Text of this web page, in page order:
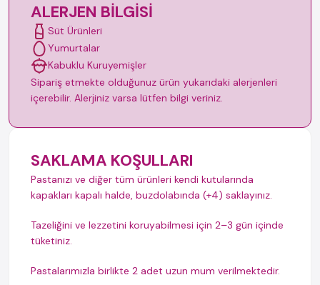
ALERJEN BILGISI
Süt Ürünleri
Yumurtalar
Kabuklu Kuruyemişler
Sipariş etmekte olduğunuz ürün yukarıdaki alerjenleri
içerebilir. Alerjiniz varsa lütfen bilgi veriniz.
SAKLAMA KOŞULLARI
Pastanızı ve diğer tüm ürünleri kendi kutularında
kapakları kapalı halde, buzdolabında (+4) saklayınız.
Tazeliğini ve lezzetini koruyabilmesi için 2–3 gün içinde
tüketiniz.
Pastalarımızla birlikte 2 adet uzun mum verilmektedir.